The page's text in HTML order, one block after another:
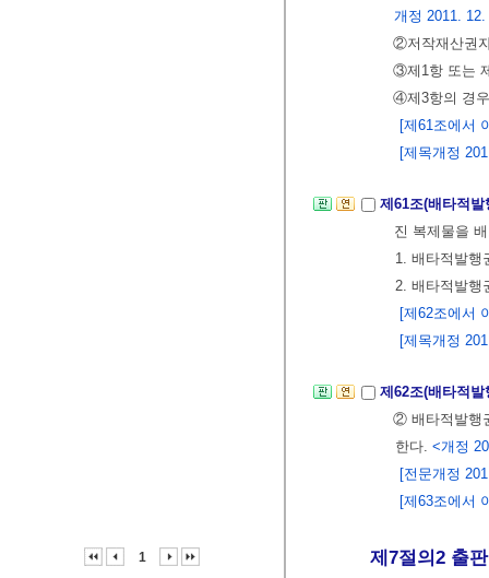
1
개정 2011.
②저작재산권
③제1항 또는
④제3항의 경
[제61조에서
[제목개정
제61조(배타적
진 복제물을
1. 배타적발행
2. 배타적발행
[제62조에서
[제목개정
제62조(배타적
② 배타적발행
한다. <개정
[전문개정
[제63조에서
제7절의2 출판